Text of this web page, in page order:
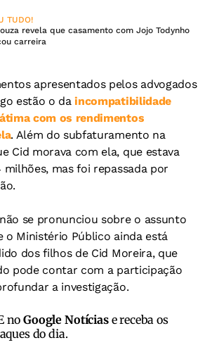
TUDO!
revela que casamento com Jojo Todynho
carreira
apresentados pelos advogados
estão o daincompatibilidade
com os rendimentos
. Além do subfaturamento na
Cid morava com ela, que estava
milhões, mas foi repassada por
se pronunciou sobre o assunto
o Ministério Público ainda está
dos filhos de Cid Moreira, que
pode contar com a participação
a investigação.
noGoogle Notíciase receba os
do dia.